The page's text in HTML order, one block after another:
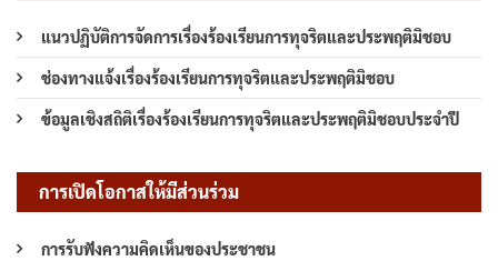
แนวปฏิบัติการจัดการเรื่องร้องเรียนการทุจริตและประพฤติมิชอบ
ช่องทางแจ้งเรื่องร้องเรียนการทุจริตและประพฤติมิชอบ
ข้อมูลเชิงสถิติเรื่องร้องเรียนการทุจริตและประพฤติมิชอบประจำปี
การเปิดโอกาสให้มีส่วนร่วม
การรับฟังความคิดเห็นของประชาชน